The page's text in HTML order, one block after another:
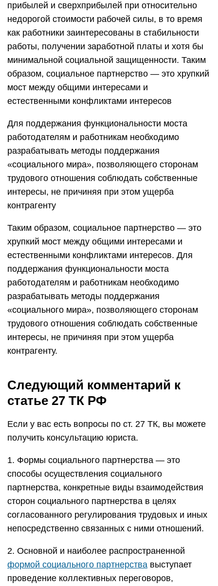
прибылей и сверхприбылей при относительно
недорогой стоимости рабочей силы, в то время
как работники заинтересованы в стабильности
работы, получении заработной платы и хотя бы
минимальной социальной защищенности. Таким
образом, социальное партнерство — это хрупкий
мост между общими интересами и
естественными конфликтами интересов
Для поддержания функциональности моста
работодателям и работникам необходимо
разрабатывать методы поддержания
«социального мира», позволяющего сторонам
трудового отношения соблюдать собственные
интересы, не причиняя при этом ущерба
контрагенту
Таким образом, социальное партнерство — это
хрупкий мост между общими интересами и
естественными конфликтами интересов. Для
поддержания функциональности моста
работодателям и работникам необходимо
разрабатывать методы поддержания
«социального мира», позволяющего сторонам
трудового отношения соблюдать собственные
интересы, не причиняя при этом ущерба
контрагенту.
Следующий комментарий к
статье 27 ТК РФ
Если у вас есть вопросы по ст. 27 ТК, вы можете
получить консультацию юриста.
1. Формы социального партнерства — это
способы осуществления социального
партнерства, конкретные виды взаимодействия
сторон социального партнерства в целях
согласованного регулирования трудовых и иных
непосредственно связанных с ними отношений.
2. Основной и наиболее распространенной
формой социального партнерства выступает
проведение коллективных переговоров,